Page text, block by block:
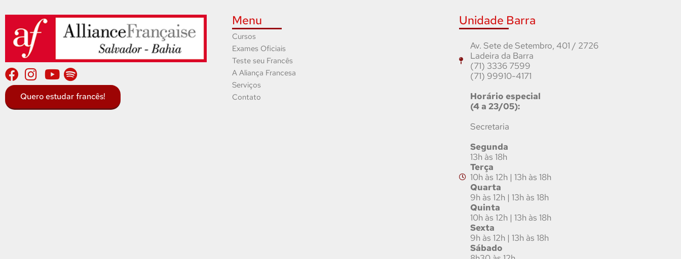
Quero estudar francês!
Menu
Cursos
Exames Oficiais
Teste seu Francês
A Aliança Francesa
Serviços
Contato
Unidade Barra
Av. Sete de Setembro, 401 / 2726
Ladeira da Barra
(71) 3336 7599
(71) 99910-4171
Horário especial
(4 a 23/05):
Secretaria
Segunda
13h às 18h
Terça
10h às 12h | 13h às 18h
Quarta
9h às 12h | 13h às 18h
Quinta
10h às 12h | 13h às 18h
Sexta
9h às 12h | 13h às 18h
Sábado